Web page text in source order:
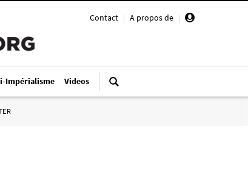
Contact | A propos de |
Impérialisme Videos